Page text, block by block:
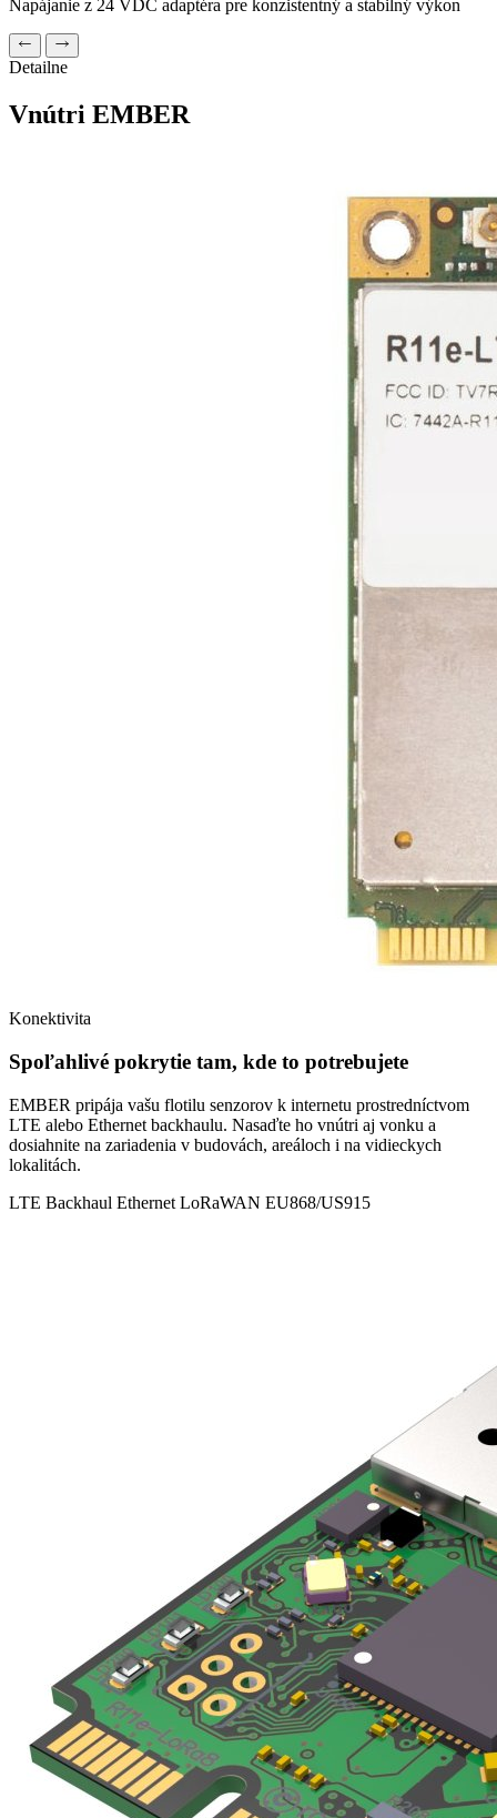
Napájanie z 24 VDC adaptéra pre konzistentný a stabilný výkon
Detailne
Vnútri EMBER
Konektivita
Spoľahlivé pokrytie tam, kde to potrebujete
EMBER pripája vašu flotilu senzorov k internetu prostredníctvom
LTE alebo Ethernet backhaulu. Nasaďte ho vnútri aj vonku a
dosiahnite na zariadenia v budovách, areáloch i na vidieckych
lokalitách.
LTE Backhaul Ethernet LoRaWAN EU868/US915